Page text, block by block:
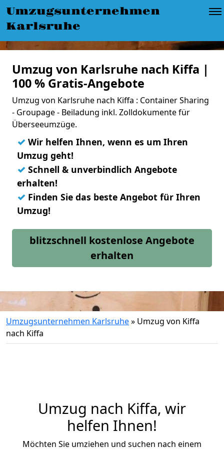
Umzugsunternehmen
Karlsruhe
Umzug von Karlsruhe nach Kiffa |
100 % Gratis-Angebote
Umzug von Karlsruhe nach Kiffa : Container Sharing
- Groupage - Beiladung inkl. Zolldokumente für
Überseeumzüge.
✓ Wir helfen Ihnen, wenn es um Ihren
Umzug geht!
✓ Schnell & unverbindlich Angebote
erhalten!
✓ Finden Sie das beste Angebot für Ihren
Umzug!
blitzschnell kostenlose Angebote
erhalten
Umzugsunternehmen Karlsruhe» Umzug von Kiffa
nach Kiffa
Umzug nach Kiffa, wir
helfen Ihnen!
Möchten Sie umziehen und suchen nach einem